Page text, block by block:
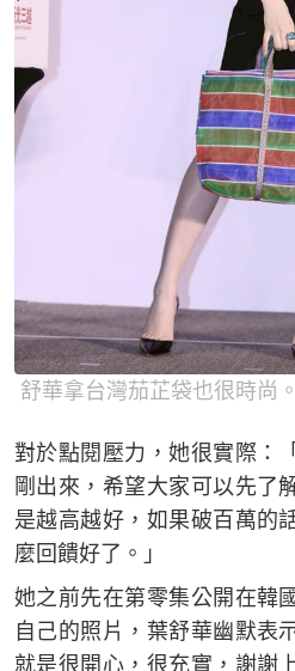
舒華拿台灣茄芷袋也很時尚
對於點閱壓力，她很實際：
剛出來，希望大家可以先了
是越高越好，如果破百萬的
麼回饋好了。」
她之前先在第零集公開在韓
自己的照片，葉舒華幽默表
就是很開心，很充實，謝謝